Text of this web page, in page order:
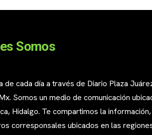
Somos
de cada día a través de Diario Plaza
Somos un medio de comunicación
Hidalgo. Te compartimos la
corresponsales ubicados en las